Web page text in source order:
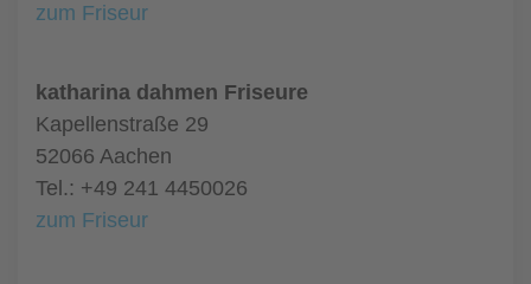
zum Friseur
katharina dahmen Friseure
Kapellenstraße 29
52066 Aachen
Tel.: +49 241 4450026
zum Friseur